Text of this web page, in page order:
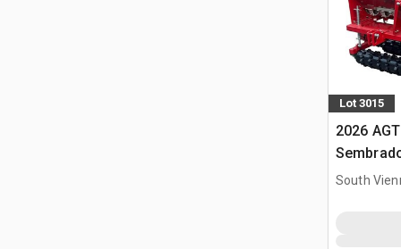
Lot 3015
2026
South